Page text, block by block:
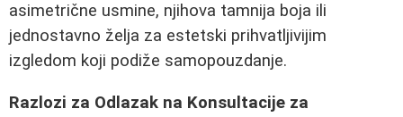
asimetrične usmine, njihova tamnija boja ili
jednostavno želja za estetski prihvatljivijim
izgledom koji podiže samopouzdanje.
Razlozi za Odlazak na Konsultacije za